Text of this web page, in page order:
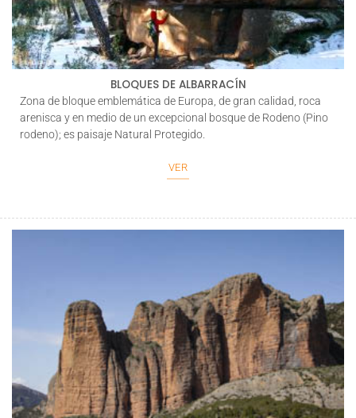
BLOQUES DE ALBARRACÍN
Zona de bloque emblemática de Europa, de gran calidad, roca
arenisca y en medio de un excepcional bosque de Rodeno (Pino
rodeno); es paisaje Natural Protegido.
VER